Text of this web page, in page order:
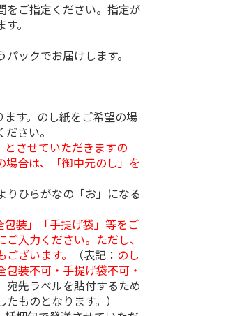
ご指定ください。指定が
。
ックでお届けします。
す。のし紙をご希望の場
さい。
させていただきますの
合は、「御中元のし」を
ひらがなの「お」になる
包装」「手提げ袋」等をご
入力ください。ただし、
ざいます。
（表記： のし
装不可・手提げ袋不可・
宛先ラベルを貼付するため
ものとなります。）